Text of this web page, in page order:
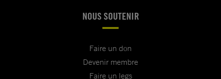
NOUS SOUTENIR
Faire un don
Devenir membre
Faire un legs